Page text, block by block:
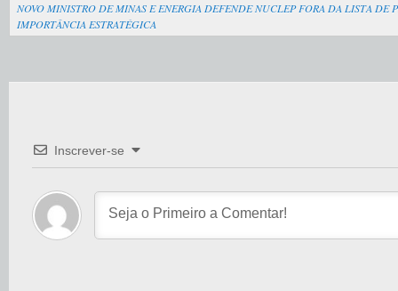
NOVO MINISTRO DE MINAS E ENERGIA DEFENDE NUCLEP FORA DA LISTA DE
IMPORTÂNCIA ESTRATÉGICA
Inscrever-se